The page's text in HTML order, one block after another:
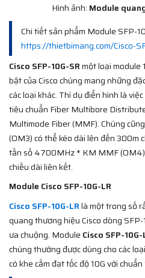
Hình ảnh: Module
Chi tiết sản phẩm Module SFP-
https://thietbimang.com/Cisco-
Cisco SFP-10G-SRmột loại module
bật của Cisco chúng mang những
các loại khác. Thí dụ điển hình là
tiêu chuẩn Fiber Multibore
Multimode Fiber (MMF). Chúng
(OM3) có thể kéo dài lên đến 300m
tần số 4700MHz * KM MMF
chiều dài liên kết.
Module Cisco SFP-10G-LR
Cisco SFP-10G-LRlà một trong số
quang thương hiệu Cisco dòng
ưa chuộng. Module Cisco SFP-10G-
chúng thường được dùng cho các
có khe cắm đạt tốc độ 10G với